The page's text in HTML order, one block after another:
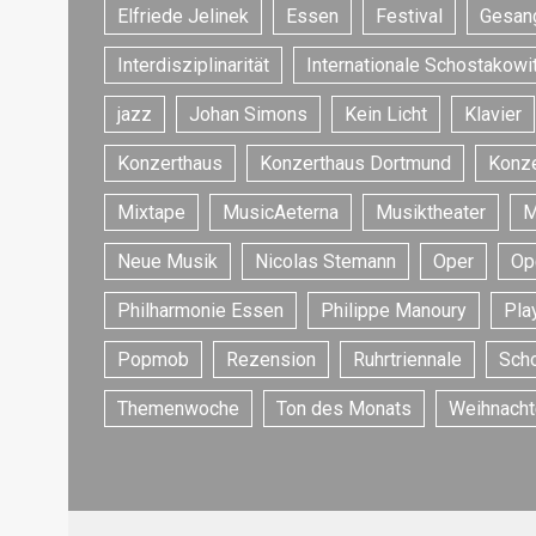
Elfriede Jelinek Essen Festival
Interdisziplinarität Internationale
jazz Johan Simons Kein Licht Klavier
Konzerthaus Konzerthaus Dortmund
Mixtape MusicAeterna Musiktheater
Neue Musik Nicolas Stemann Oper
Philharmonie Essen Philippe Manoury
Popmob Rezension Ruhrtriennale
Themenwoche Ton des Monats